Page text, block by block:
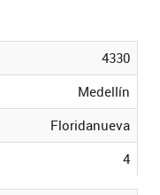
4330
Medellín
Floridanueva
4